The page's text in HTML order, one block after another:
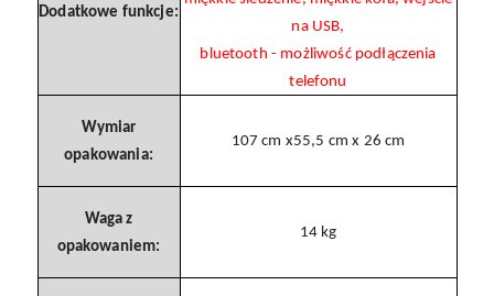
Dodatkowe funkcje:
na USB,
bluetooth - możliwość podłączenia
telefonu
Wymiar
opakowania:
107 cm x55,5 cm x 26 cm
Waga z
opakowaniem:
14 kg